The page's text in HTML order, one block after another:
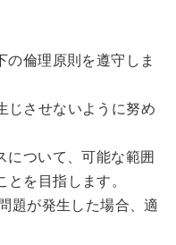
の倫理原則を遵守しま
じさせないように努め
について、可能な範囲
を目指します。
題が発生した場合、適